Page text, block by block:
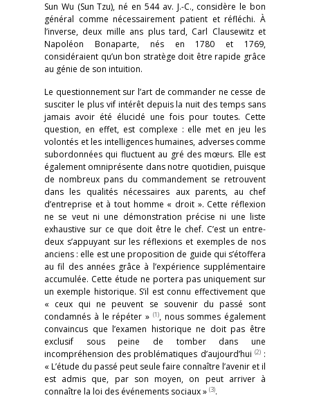
Sun Wu (Sun Tzu), né en 544 av. J.-C., considère le bon
général comme nécessairement patient et réfléchi. À
l’inverse, deux mille ans plus tard, Carl Clausewitz et
Napoléon Bonaparte, nés en 1780 et 1769,
considéraient qu’un bon stratège doit être rapide grâce
au génie de son intuition.
Le questionnement sur l’art de commander ne cesse de
susciter le plus vif intérêt depuis la nuit des temps sans
jamais avoir été élucidé une fois pour toutes. Cette
question, en effet, est complexe : elle met en jeu les
volontés et les intelligences humaines, adverses comme
subordonnées qui fluctuent au gré des mœurs. Elle est
également omniprésente dans notre quotidien, puisque
de nombreux pans du commandement se retrouvent
dans les qualités nécessaires aux parents, au chef
d’entreprise et à tout homme « droit ». Cette réflexion
ne se veut ni une démonstration précise ni une liste
exhaustive sur ce que doit être le chef. C’est un entre-
deux s’appuyant sur les réflexions et exemples de nos
anciens : elle est une proposition de guide qui s’étoffera
au fil des années grâce à l’expérience supplémentaire
accumulée. Cette étude ne portera pas uniquement sur
un exemple historique. S’il est connu effectivement que
« ceux qui ne peuvent se souvenir du passé sont
condamnés à le répéter » (1), nous sommes également
convaincus que l’examen historique ne doit pas être
exclusif sous peine de tomber dans une
incompréhension des problématiques d’aujourd’hui (2):
« L’étude du passé peut seule faire connaître l’avenir et il
est admis que, par son moyen, on peut arriver à
connaître la loi des événements sociaux » (3).